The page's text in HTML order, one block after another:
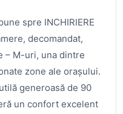
spre INCHIRIERE
decomandat,
– M-uri, una dintre
zone ale orașului.
generoasă de 90
un confort excelent